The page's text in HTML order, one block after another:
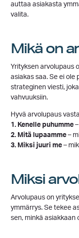
auttaa asiakasta
valita.
Mikä on
Yrityksen arvolupaus
asiakas saa. Se ei ole
strateginen viesti,
vahvuuksiin.
Hyvä arvolupaus
1. Kenelle puhumme
2. Mitä lupaamme–
3. Miksi juuri me –
Miksi
Arvolupaus on
ymmärrys. Se tekee
sen, minkä